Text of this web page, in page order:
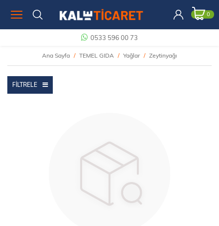
0
0533 596 00 73
Ana Sayfa TEMEL GIDA Yağlar Zeytinyağı
FILTRELE